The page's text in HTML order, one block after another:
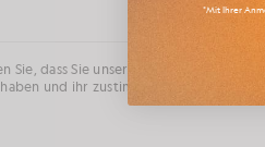
Anmelden
dass Sie unsere
und ihr zustimmen.
*Mit Ihrer